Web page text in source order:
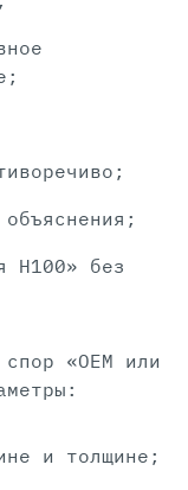
H100» без
«OEM или
и толщине;